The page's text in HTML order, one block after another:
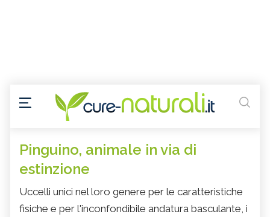
Pinguino, animale in via di
estinzione
Uccelli unici nel loro genere per le caratteristiche
fisiche e per l'inconfondibile andatura basculante, i